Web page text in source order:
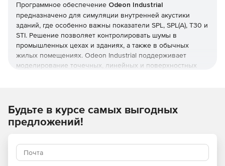
Программное обеспечение Odeon Industrial
предназначено для симуляции внутренней акустики
зданий, где особенно важны показатели SPL, SPL(A), T30 и
STI. Решение позволяет контролировать шумы в
промышленных цехах и зданиях, а также в обычных
жилых помещениях. Odeon Industrial поддерживает
моделирование точечных, линейных и поверхностных
Поддержка стандартов ISO 3382-2, ISO 3382-3, ISO
14257 и IEC 60268-16.
Расчет акустических параметров: SPL, SPL(A), SPL(C),
SPL(Lin), времени реверберации, индекса передачи
Будьте в курсе самых выгодных
предложений!